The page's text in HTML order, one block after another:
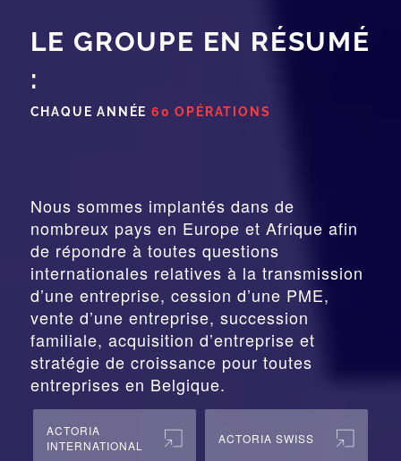
LE GROUPE EN RÉSUMÉ
:
CHAQUE ANNÉE 60 OPÉRATIONS
Nous sommes implantés dans de
nombreux pays en Europe et Afrique afin
de répondre à toutes questions
internationales relatives à la transmission
d’une entreprise, cession d’une PME,
vente d’une entreprise, succession
familiale, acquisition d’entreprise et
stratégie de croissance pour toutes
entreprises en Belgique.
ACTORIA
INTERNATIONAL
ACTORIA SWISS